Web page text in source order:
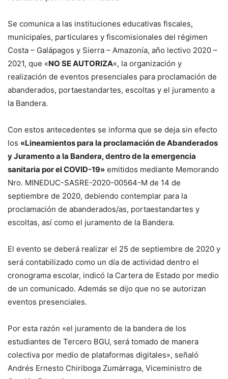
Se comunica a las instituciones educativas fiscales,
municipales, particulares y fiscomisionales del régimen
Costa – Galápagos y Sierra – Amazonía, año lectivo 2020 –
2021, que «NO SE AUTORIZA«, la organización y
realización de eventos presenciales para proclamación de
abanderados, portaestandartes, escoltas y el juramento a
la Bandera.
Con estos antecedentes se informa que se deja sin efecto
los «Lineamientos para la proclamación de Abanderados
y Juramento a la Bandera, dentro de la emergencia
sanitaria por el COVID-19» emitidos mediante Memorando
Nro. MINEDUC-SASRE-2020-00564-M de 14 de
septiembre de 2020, debiendo contemplar para la
proclamación de abanderados/as, portaestandartes y
escoltas, así como el juramento de la Bandera.
El evento se deberá realizar el 25 de septiembre de 2020 y
será contabilizado como un día de actividad dentro el
cronograma escolar, indicó la Cartera de Estado por medio
de un comunicado. Además se dijo que no se autorizan
eventos presenciales.
Por esta razón «el juramento de la bandera de los
estudiantes de Tercero BGU, será tomado de manera
colectiva por medio de plataformas digitales», señaló
Andrés Ernesto Chiriboga Zumárraga, Viceministro de